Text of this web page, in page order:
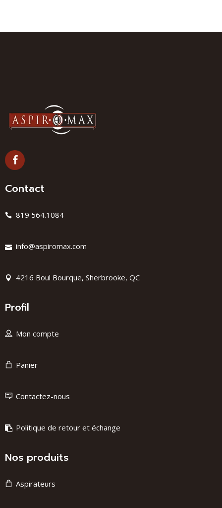
Contact
819 564.1084
info@aspiromax.com
4216 Boul Bourque, Sherbrooke, QC
Profil
Mon compte
Panier
Contactez-nous
Politique de retour et échange
Nos produits
Aspirateurs